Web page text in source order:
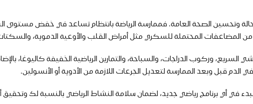
وتحسين الصحة العامة. فممارسة الرياضة بانتظام تساعد في خفض
المضاعفات المحتملة للسكري مثل أمراض القلب والأوعية الدموية،
وركوب الدراجات، والسباحة، والتمارين الرياضية الخفيفة كاليوغا،
قبل وبعد الممارسة لتعديل الجرعات اللازمة من الأدوية أو الأنسولين.
في أي برنامج رياضي جديد، لضمان سلامة النشاط الرياضي بالنسبة لك وتحقيق